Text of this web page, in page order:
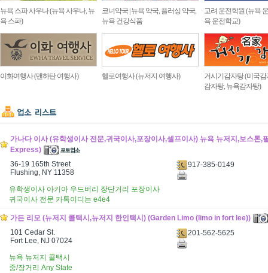
뉴욕 스파 사우나 (뉴욕 사우나, 뉴
욕 스파)
코너약국 | 뉴욕 약국, 플러싱 약국,
뉴욕 건강식품
고려 운전학원 (뉴욕
욕 운전학교)
이화여행사 (맨하탄 여행사) 헬로여행사 (뉴저지 여행사)
거시기감자탕 (미국감
감자탕, 뉴욕감자탕)
가나다 이사 (유학생이사 전문,귀국이사,포장이사,셀프이사) 뉴욕 뉴저지,보스톤,
Express)
36-19 165th Street
Flushing, NY 11358
917-385-0149
유학생이사 아키아 우드버리 장단거리 포장이사
귀국이사 전문 카톡이디는 e4e4
가든 리모 (뉴저지 콜택시,뉴저지 한인택시) (Garden Limo (limo in fort lee))
101 Cedar St.
Fort Lee, NJ 07024
201-562-5625
뉴욕 뉴저지 콜택시
중/장거리 Any State